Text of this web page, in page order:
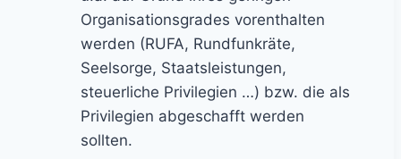
n
L
e
b
e
n
–
N
a
c
h
l
e
Organisationsgrades vorenthalten
werden (RUFA, Rundfunkräte,
Seelsorge, Staatsleistungen,
steuerliche Privilegien …) bzw. die als
Privilegien abgeschafft werden
sollten.